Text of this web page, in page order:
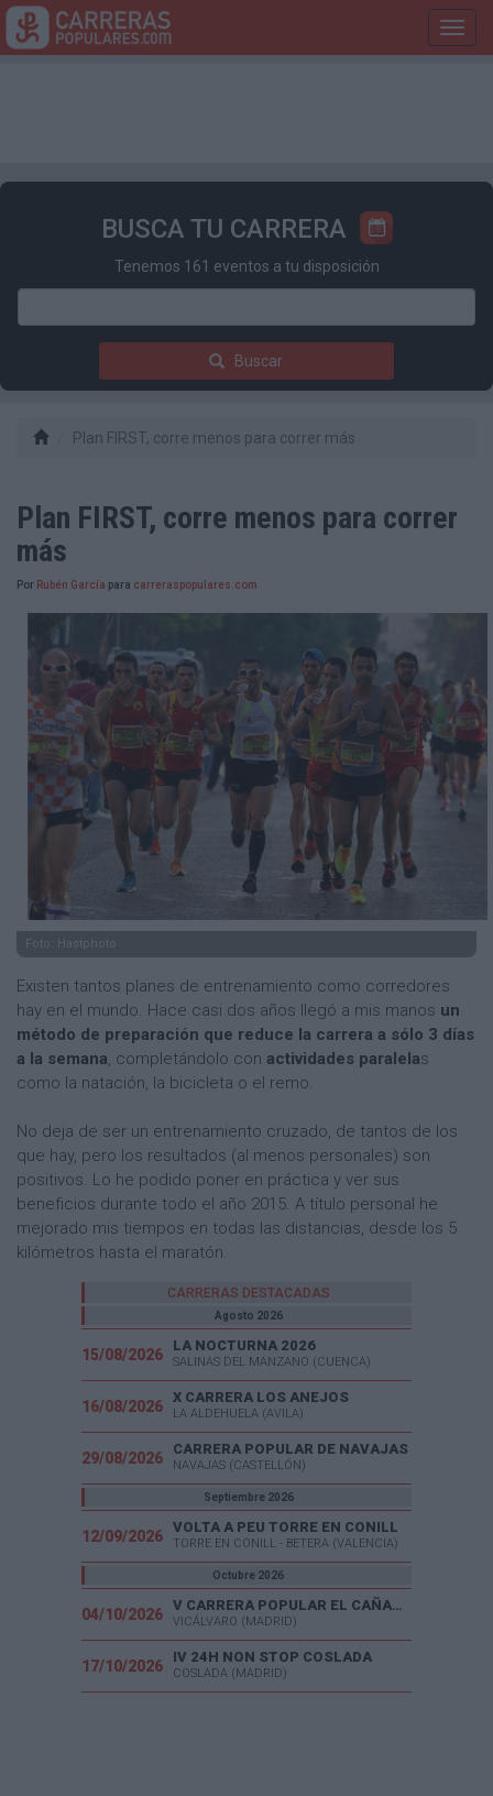
BUSCA TU CARRERA
Tenemos 161 eventos a tu disposición
Buscar
Plan FIRST, corre menos para correr más
Plan FIRST, corre menos para correr
más
Por Rubén García para carreraspopulares.com
Foto: Hastphoto
Existen tantos planes de entrenamiento como corredores
hay en el mundo. Hace casi dos años llegó a mis manos un
método de preparación que reduce la carrera a sólo 3 días
a la semana, completándolo con actividades paralelas
como la natación, la bicicleta o el remo.
No deja de ser un entrenamiento cruzado, de tantos de los
que hay, pero los resultados (al menos personales) son
positivos. Lo he podido poner en práctica y ver sus
beneficios durante todo el año 2015. A título personal he
mejorado mis tiempos en todas las distancias, desde los 5
kilómetros hasta el maratón.
CARRERAS DESTACADAS
Agosto 2026
15/08/2026
LA NOCTURNA 2026
SALINAS DEL MANZANO (CUENCA)
16/08/2026
X CARRERA LOS ANEJOS
LA ALDEHUELA (AVILA)
29/08/2026
CARRERA POPULAR DE NAVAJAS
NAVAJAS (CASTELLÓN)
Septiembre 2026
12/09/2026
VOLTA A PEU TORRE EN CONILL
TORRE EN CONILL - BETERA (VALENCIA)
Octubre 2026
04/10/2026
V CARRERA POPULAR EL CAÑAVERAL
VICÁLVARO (MADRID)
17/10/2026
IV 24H NON STOP COSLADA
COSLADA (MADRID)